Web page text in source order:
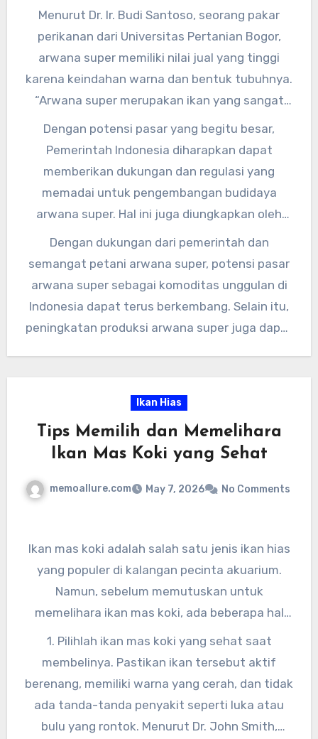
komoditas unggulan di Indonesia masih belum
tergarap sepenuhnya. Hal ini dikarenakan
permintaan pasar yang terus meningkat
seiring dengan minat masyarakat terhadap
ikan hias yang eksotis.
Menurut Dr. Ir. Budi Santoso, seorang pakar
perikanan dari Universitas Pertanian Bogor,
arwana super memiliki nilai jual yang tinggi
karena keindahan warna dan bentuk tubuhnya.
“Arwana super merupakan ikan yang sangat
diminati oleh para kolektor ikan hias karena
keunikan dan kecantikannya. Potensi pasar
arwana super di Indonesia masih sangat besar
dan dapat menjadi salah satu komoditas
unggulan yang dapat meningkatkan
Dengan potensi pasar yang begitu besar,
Pemerintah Indonesia diharapkan dapat
memberikan dukungan dan regulasi yang
memadai untuk pengembangan budidaya
arwana super. Hal ini juga diungkapkan oleh
Ketua Asosiasi Petani Arwana Super Indonesia
(APASI), Bambang Susanto. “Kami berharap
pemerintah dapat memberikan insentif dan
bantuan teknis kepada petani arwana super
agar produksi ikan ini dapat meningkat dan
Dengan dukungan dari pemerintah dan
semangat petani arwana super, potensi pasar
arwana super sebagai komoditas unggulan di
Indonesia dapat terus berkembang. Selain itu,
peningkatan produksi arwana super juga dapat
Indonesia. Semoga potensi pasar arwana super
ini dapat terus tumbuh dan berkembang di
masa yang akan datang.
Ikan Hias
Tips Memilih dan Memelihara
Ikan Mas Koki yang Sehat
memoallure.com May 7, 2026 No Comments
Ikan mas koki adalah salah satu jenis ikan hias
yang populer di kalangan pecinta akuarium.
Namun, sebelum memutuskan untuk
memelihara ikan mas koki, ada beberapa hal
yang perlu diperhatikan agar ikan tersebut
tetap sehat dan bahagia. Berikut adalah
beberapa tips memilih dan memelihara ikan
mas koki yang sehat.
1. Pilihlah ikan mas koki yang sehat saat
membelinya. Pastikan ikan tersebut aktif
berenang, memiliki warna yang cerah, dan tidak
ada tanda-tanda penyakit seperti luka atau
bulu yang rontok. Menurut Dr. John Smith,